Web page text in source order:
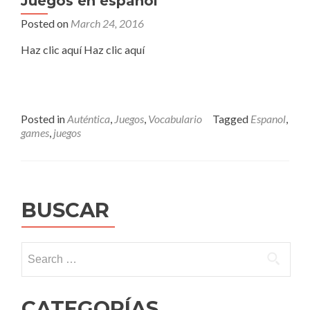
Posted on March 24, 2016
Haz clic aquí Haz clic aquí
Posted inAuténtica Juegos Vocabulario Tagged Espanol
games juegos
BUSCAR
for: